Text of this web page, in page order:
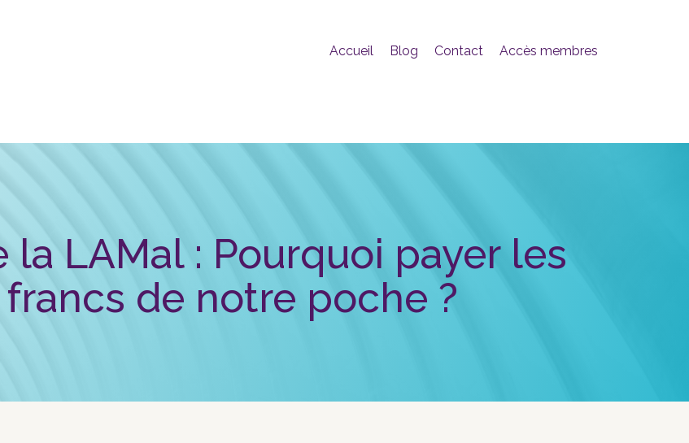
Accueil Blog Contact Accès membres
la LAMal : Pourquoi payer les
de notre poche ?